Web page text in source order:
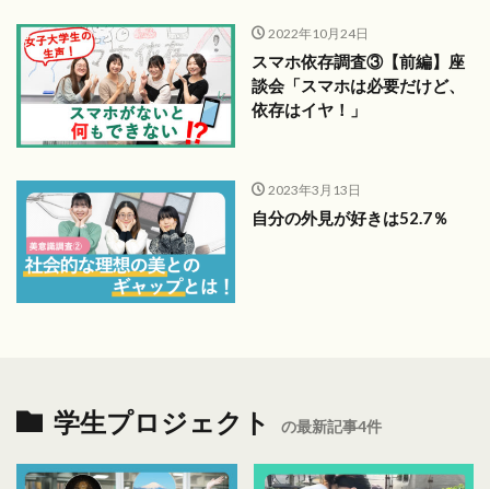
2022年10月24日
スマホ依存調査③【前編】座
談会「スマホは必要だけど、
依存はイヤ！」
2023年3月13日
自分の外見が好きは52.7％
学生プロジェクト の最新記事4件